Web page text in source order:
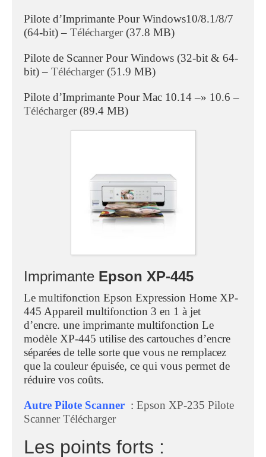
Pilote d’Imprimante Pour Windows10/8.1/8/7
(64-bit) – Télécharger(37.8 MB)
Pilote de Scanner Pour Windows (32-bit & 64-
bit) – Télécharger(51.9 MB)
Pilote d’Imprimante Pour Mac 10.14 –» 10.6 –
Télécharger(89.4 MB)
Imprimante Epson XP-445
Le multifonction Epson Expression Home XP-
445 Appareil multifonction 3 en 1 à jet
d’encre. une imprimante multifonction Le
modèle XP-445 utilise des cartouches d’encre
séparées de telle sorte que vous ne remplacez
que la couleur épuisée, ce qui vous permet de
réduire vos coûts.
Autre Pilote Scanner : Epson XP-235 Pilote
Scanner Télécharger
Les points forts :